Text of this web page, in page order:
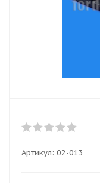
Артикул: 02-013